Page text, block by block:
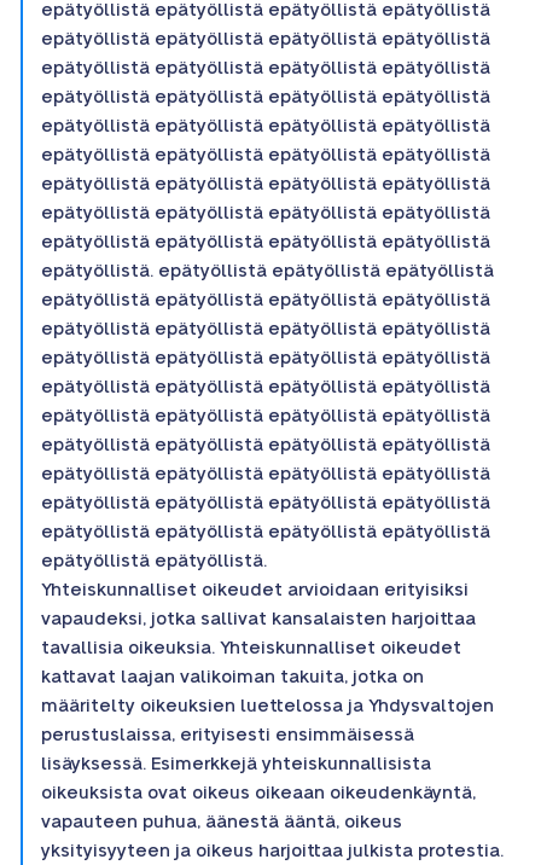
epätyöllistä epätyöllistä epätyöllistä epätyöllistä
epätyöllistä epätyöllistä epätyöllistä epätyöllistä
epätyöllistä epätyöllistä epätyöllistä epätyöllistä
epätyöllistä epätyöllistä epätyöllistä epätyöllistä
epätyöllistä epätyöllistä epätyöllistä epätyöllistä
epätyöllistä epätyöllistä epätyöllistä epätyöllistä
epätyöllistä epätyöllistä epätyöllistä epätyöllistä
epätyöllistä epätyöllistä epätyöllistä epätyöllistä
epätyöllistä epätyöllistä epätyöllistä epätyöllistä
epätyöllistä. epätyöllistä epätyöllistä epätyöllistä
epätyöllistä epätyöllistä epätyöllistä epätyöllistä
epätyöllistä epätyöllistä epätyöllistä epätyöllistä
epätyöllistä epätyöllistä epätyöllistä epätyöllistä
epätyöllistä epätyöllistä epätyöllistä epätyöllistä
epätyöllistä epätyöllistä epätyöllistä epätyöllistä
epätyöllistä epätyöllistä epätyöllistä epätyöllistä
epätyöllistä epätyöllistä epätyöllistä epätyöllistä
epätyöllistä epätyöllistä epätyöllistä epätyöllistä
epätyöllistä epätyöllistä epätyöllistä epätyöllistä
epätyöllistä epätyöllistä.
Yhteiskunnalliset oikeudet arvioidaan erityisiksi
vapaudeksi, jotka sallivat kansalaisten harjoittaa
tavallisia oikeuksia. Yhteiskunnalliset oikeudet
kattavat laajan valikoiman takuita, jotka on
määritelty oikeuksien luettelossa ja Yhdysvaltojen
perustuslaissa, erityisesti ensimmäisessä
lisäyksessä. Esimerkkejä yhteiskunnallisista
oikeuksista ovat oikeus oikeaan oikeudenkäyntä,
vapauteen puhua, äänestä ääntä, oikeus
yksityisyyteen ja oikeus harjoittaa julkista protestia.